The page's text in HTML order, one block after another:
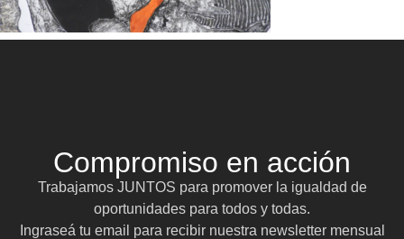
Compromiso en acción
Trabajamos JUNTOS para promover la igualdad de
oportunidades para todos y todas.
Ingraseá tu email para recibir nuestra newsletter mensual